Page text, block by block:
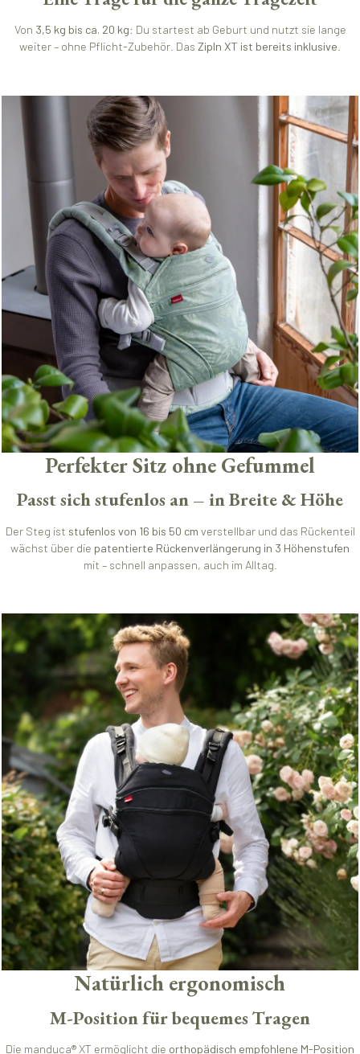
Von 3,5 kg bis ca. 20 kg: Du startest ab Geburt und nutzt sie lange
weiter – ohne Pflicht-Zubehör. Das ZipIn XT ist bereits inklusive
Perfekter Sitz ohne Gefummel
Passt sich stufenlos an – in Breite & Höhe
Der Steg ist stufenlos von 16 bis 50 cm verstellbar und das Rückenteil
wächst über die patentierte Rückenverlängerung in 3 Höhenstufen
mit – schnell anpassen, auch im Alltag.
Natürlich ergonomisch
M-Position für bequemes Tragen
Die manduca® XT ermöglicht die orthopädisch empfohlene M-Position